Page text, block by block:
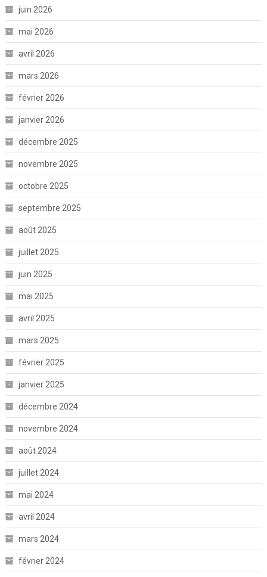
juin 2026
mai 2026
avril 2026
mars 2026
février 2026
janvier 2026
décembre 2025
novembre 2025
octobre 2025
septembre 2025
août 2025
juillet 2025
juin 2025
mai 2025
avril 2025
mars 2025
février 2025
janvier 2025
décembre 2024
novembre 2024
août 2024
juillet 2024
mai 2024
avril 2024
mars 2024
février 2024